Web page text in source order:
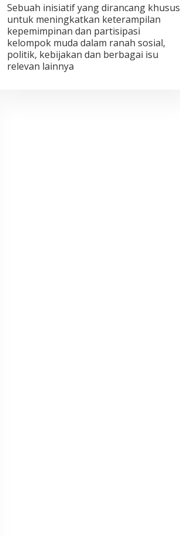
Sebuah inisiatif yang dirancang khusus
untuk meningkatkan keterampilan
kepemimpinan dan partisipasi
kelompok muda dalam ranah sosial,
politik, kebijakan dan berbagai isu
relevan lainnya